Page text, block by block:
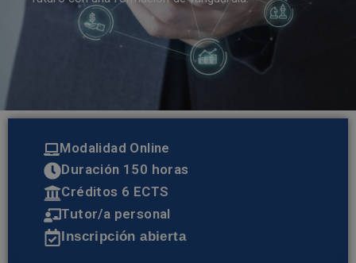
Modalidad Online
Duración 150 horas
Créditos 6 ECTS
Tutor/a personal
Inscripción abierta